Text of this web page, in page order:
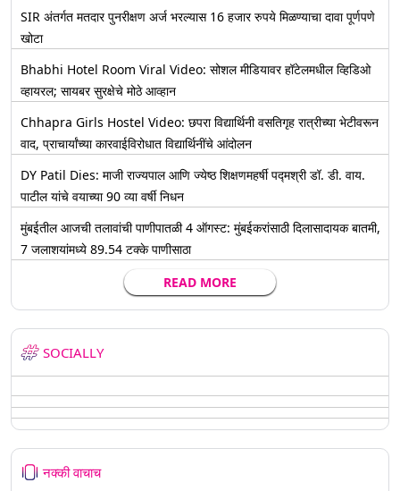
SIR अंतर्गत मतदार पुनरीक्षण अर्ज भरल्यास 16 हजार रुपये मिळण्याचा दावा पूर्णपणे
खोटा
Bhabhi Hotel Room Viral Video: सोशल मीडियावर हॉटेलमधील व्हिडिओ
व्हायरल; सायबर सुरक्षेचे मोठे आव्हान
Chhapra Girls Hostel Video: छपरा विद्यार्थिनी वसतिगृह रात्रीच्या भेटीवरून
वाद, प्राचार्यांच्या कारवाईविरोधात विद्यार्थिनींचे आंदोलन
DY Patil Dies: माजी राज्यपाल आणि ज्येष्ठ शिक्षणमहर्षी पद्मश्री डॉ. डी. वाय.
पाटील यांचे वयाच्या 90 व्या वर्षी निधन
मुंबईतील आजची तलावांची पाणीपातळी 4 ऑगस्ट: मुंबईकरांसाठी दिलासादायक बातमी,
7 जलाशयांमध्ये 89.54 टक्के पाणीसाठा
READ MORE
SOCIALLY
नक्की वाचाच